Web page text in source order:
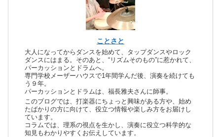
ことさと
大人になってからダンスを始めて、タップダンスやロック
ダンスにはまる。そのあと、“リズムそのもの”に惹かれて、
パーカッションとドラムへ。
専門学校メーザーハウスで1年間学んだ後、演奏を続けても
う９年。
パーカッションとドラムは、福長雅夫さんに師事。
このブログでは、打楽器にちょっと興味がある方や、始め
たばかりの方に向けて、役立つ情報や楽しみ方をお届けし
ています。
コラムでは、理系の視点を生かし、演奏に役立つ科学的な
知見もわかりやすくお伝えしています。